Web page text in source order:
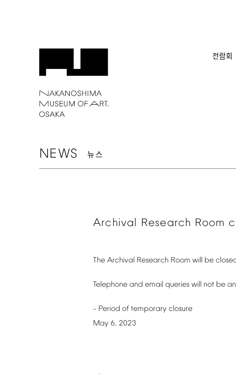
전람회
NEWS 뉴스
Archival Research Room
The Archival Research Room will be
Telephone and email queries will not be
– Period of temporary closure
May 6, 2023